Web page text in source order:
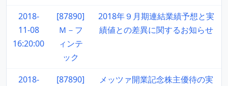
2018-
11-08
16:20:00
[87890]
Ｍ－フ
ィンテ
ック
2018年９月期連結業績予想と実
績値との差異に関するお知らせ
2018-
[87890]
メッツァ開業記念株主優待の実